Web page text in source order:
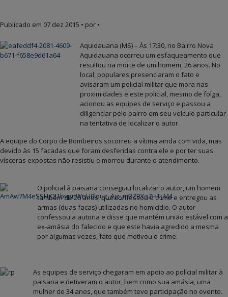
Publicado em 07 dez 2015 • por •
Aquidauana (MS) – Às 17:30, no Bairro Nova
Aquidauana ocorreu um esfaqueamento que
resultou na morte de um homem, 26 anos. No
local, populares presenciaram o fato e
avisaram um policial militar que mora nas
proximidades e este policial, mesmo de folga,
acionou as equipes de serviço e passou a
diligenciar pelo bairro em seu veículo particular
na tentativa de localizar o autor.
A equipe do Corpo de Bombeiros socorreu a vítima ainda com vida, mas
devido às 15 facadas que foram desferidas contra ele e por ter suas
vísceras expostas não resistiu e morreu durante o atendimento.
O policial à paisana conseguiu localizar o autor, um homem
também de 26 anos, que confessou o crime e entregou as
armas (duas facas) utilizadas no homicídio. O autor
confessou a autoria e disse que mantém união estável com a
ex-amásia do falecido e que este havia agredido a mesma
por algumas vezes, fato que motivou o crime.
As equipes de serviço chegaram em apoio ao policial militar à
paisana e detiveram o autor, bem como sua amásia, uma
mulher de 34 anos, que também teve participação no evento.